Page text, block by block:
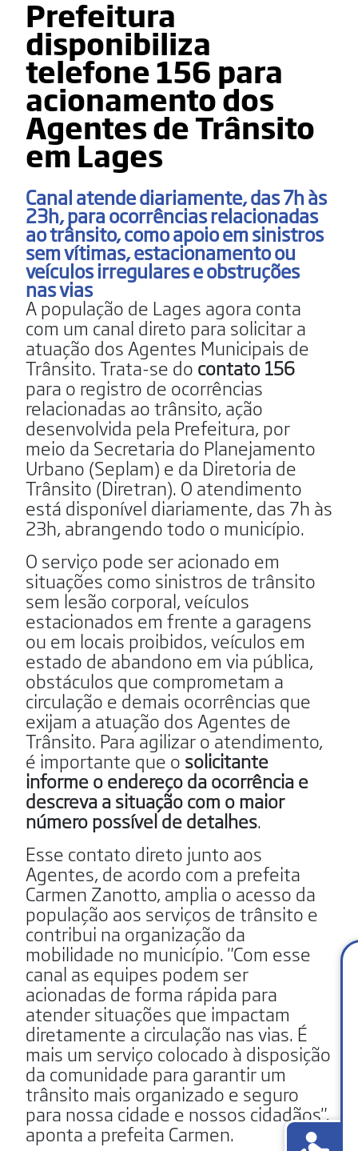
Prefeitura
disponibiliza
telefone 156 para
acionamento dos
Agentes de Trânsito
em Lages
Canal atende diariamente, das 7h às
23h, para ocorrências relacionadas
ao trânsito, como apoio em sinistros
sem vítimas, estacionamento ou
veículos irregulares e obstruções
nas vias
A população de Lages agora conta
com um canal direto para solicitar a
atuação dos Agentes Municipais de
Trânsito. Trata-se do contato 156
para o registro de ocorrências
relacionadas ao trânsito, ação
desenvolvida pela Prefeitura, por
meio da Secretaria do Planejamento
Urbano (Seplam) e da Diretoria de
Trânsito (Diretran). O atendimento
está disponível diariamente, das 7h às
23h, abrangendo todo o município.
O serviço pode ser acionado em
situações como sinistros de trânsito
sem lesão corporal, veículos
estacionados em frente a garagens
ou em locais proibidos, veículos em
estado de abandono em via pública,
obstáculos que comprometam a
circulação e demais ocorrências que
exijam a atuação dos Agentes de
Trânsito. Para agilizar o atendimento,
é importante que o solicitante
informe o endereço da ocorrência e
descreva a situação com o maior
número possível de detalhes.
Esse contato direto junto aos
Agentes, de acordo com a prefeita
Carmen Zanotto, amplia o acesso da
população aos serviços de trânsito e
contribui na organização da
mobilidade no município. "Com esse
canal as equipes podem ser
acionadas de forma rápida para
atender situações que impactam
diretamente a circulação nas vias. É
mais um serviço colocado à disposição
da comunidade para garantir um
trânsito mais organizado e seguro
para nossa cidade e nossos cidadãos",
aponta a prefeita Carmen.